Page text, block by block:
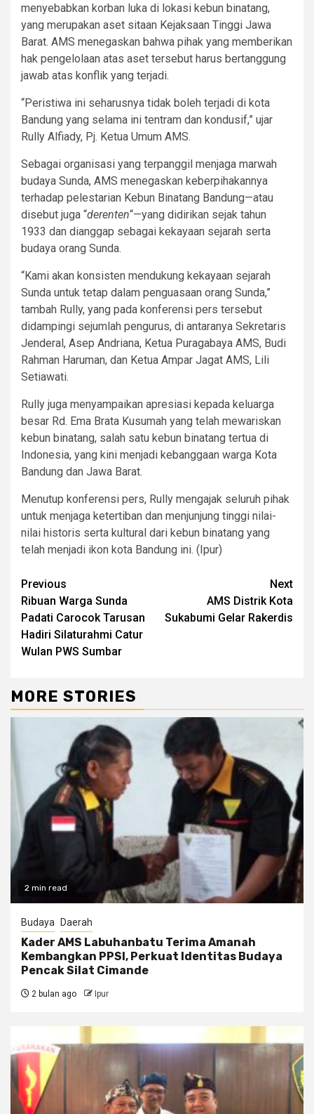
menyebabkan korban luka di lokasi kebun binatang,
yang merupakan aset sitaan Kejaksaan Tinggi Jawa
Barat. AMS menegaskan bahwa pihak yang memberikan
hak pengelolaan atas aset tersebut harus bertanggung
jawab atas konflik yang terjadi.
“Peristiwa ini seharusnya tidak boleh terjadi di kota
Bandung yang selama ini tentram dan kondusif,” ujar
Rully Alfiady, Pj. Ketua Umum AMS.
Sebagai organisasi yang terpanggil menjaga marwah
budaya Sunda, AMS menegaskan keberpihakannya
terhadap pelestarian Kebun Binatang Bandung—atau
disebut juga “derenten“—yang didirikan sejak tahun
1933 dan dianggap sebagai kekayaan sejarah serta
budaya orang Sunda.
“Kami akan konsisten mendukung kekayaan sejarah
Sunda untuk tetap dalam penguasaan orang Sunda,”
tambah Rully, yang pada konferensi pers tersebut
didampingi sejumlah pengurus, di antaranya Sekretaris
Jenderal, Asep Andriana, Ketua Puragabaya AMS, Budi
Rahman Haruman, dan Ketua Ampar Jagat AMS, Lili
Setiawati.
Rully juga menyampaikan apresiasi kepada keluarga
besar Rd. Ema Brata Kusumah yang telah mewariskan
kebun binatang, salah satu kebun binatang tertua di
Indonesia, yang kini menjadi kebanggaan warga Kota
Bandung dan Jawa Barat.
Menutup konferensi pers, Rully mengajak seluruh pihak
untuk menjaga ketertiban dan menjunjung tinggi nilai-
nilai historis serta kultural dari kebun binatang yang
telah menjadi ikon kota Bandung ini. (Ipur)
Previous
Ribuan Warga Sunda
Padati Carocok Tarusan
Hadiri Silaturahmi Catur
Wulan PWS Sumbar
Next
AMS Distrik Kota
Sukabumi Gelar Rakerdis
MORE STORIES
2 min read
Budaya Daerah
Kader AMS Labuhanbatu Terima Amanah
Kembangkan PPSI, Perkuat Identitas Budaya
Pencak Silat Cimande
2 bulan ago Ipur